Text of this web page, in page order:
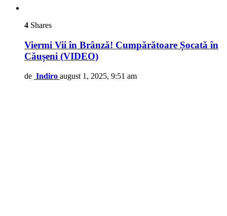
4 Shares
Viermi Vii în Brânză! Cumpărătoare Șocată în
Căușeni (VIDEO)
de Indiro august 1, 2025, 9:51 am